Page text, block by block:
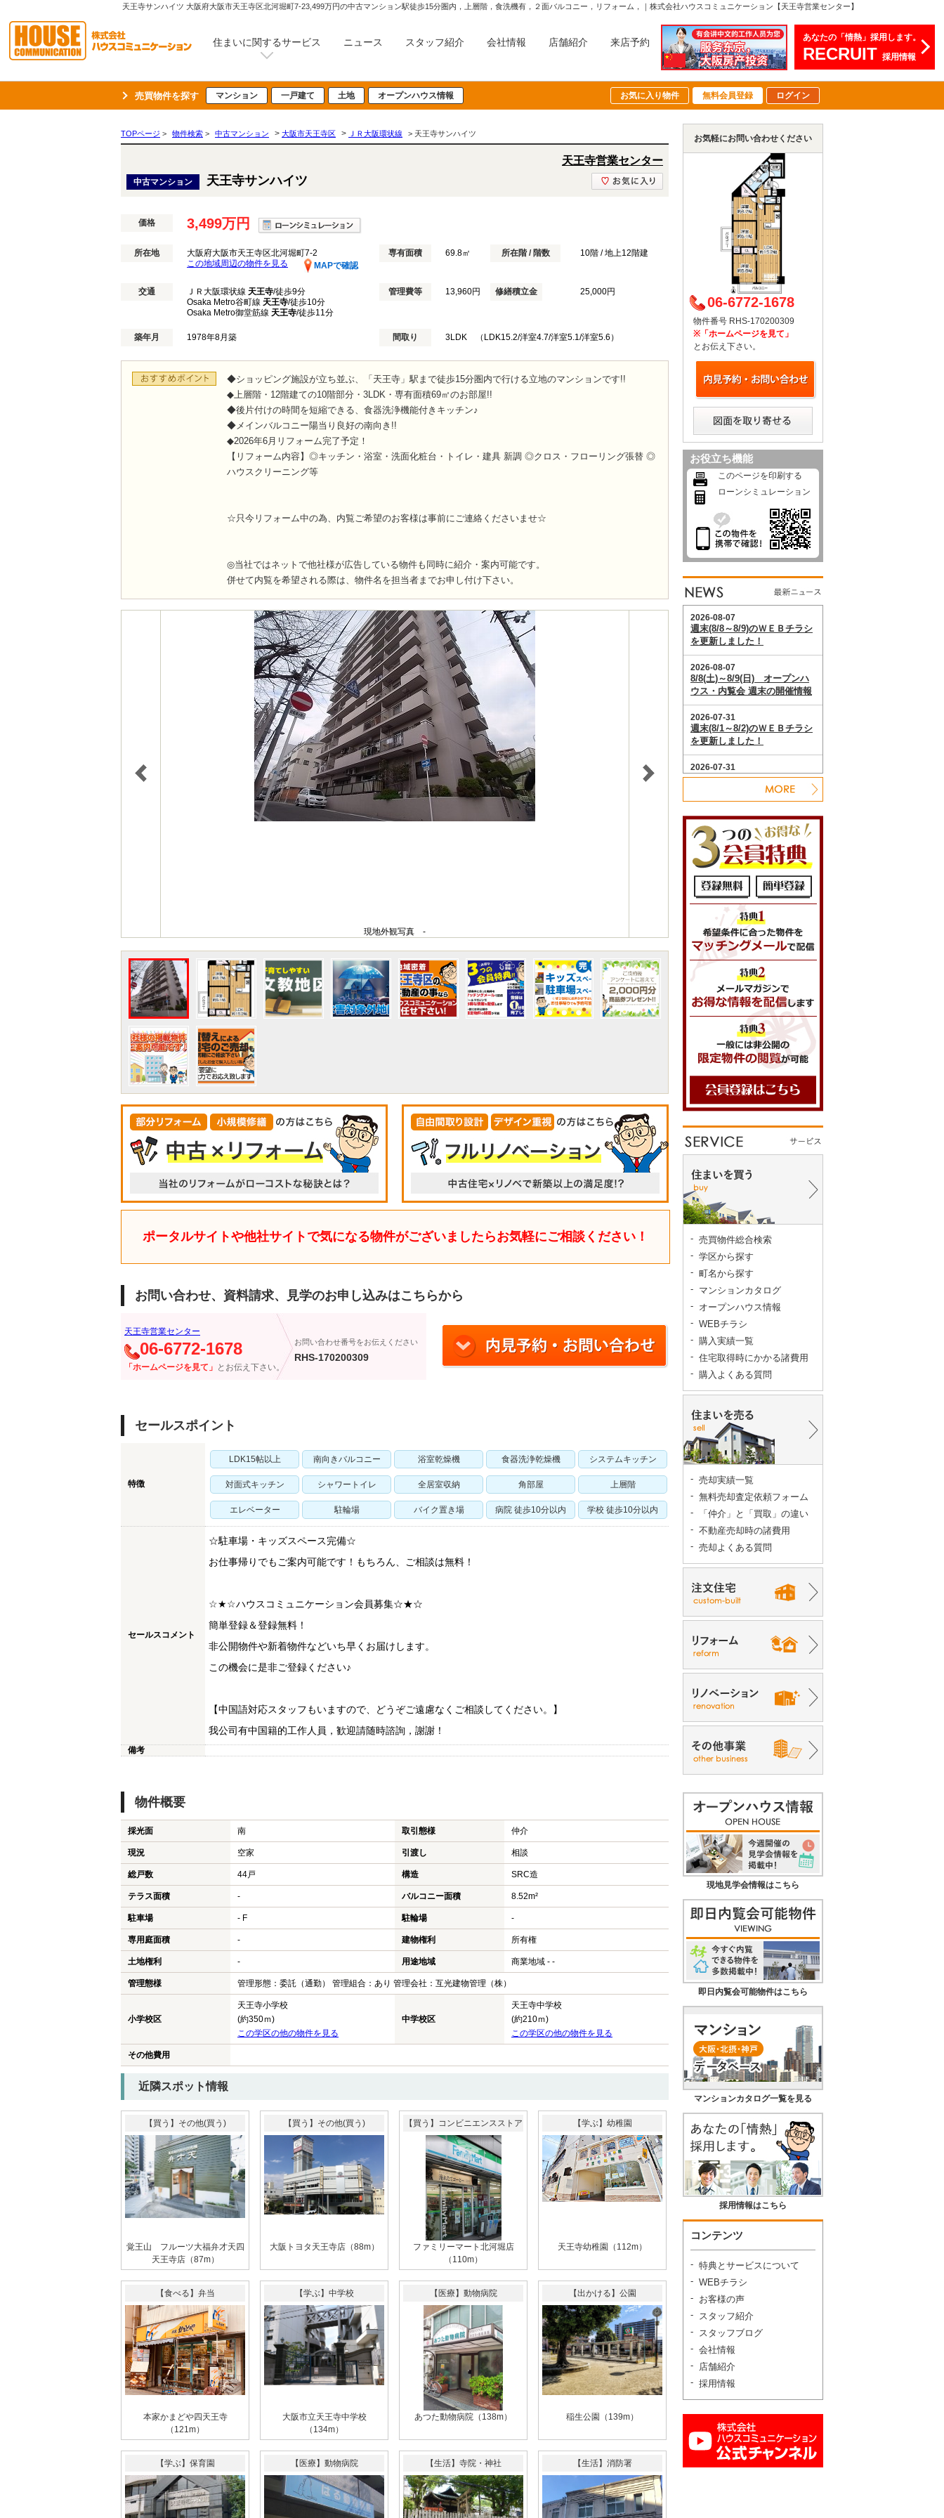
天王寺サンハイツ 大阪府大阪市天王寺区北河堀町7-23,499万円の中古マンション駅徒歩15分圏内，上層階，食洗機有，２面バルコニー，リフォーム，｜株式会社ハウスコミュニケーション【天王寺営業センター】
住まいに関するサービス ニュース スタッフ紹介 会社情報 店舗紹介 来店予約 あなたの「情熱」採用します。
RECRUIT 採用情報
売買物件を探す マンション 一戸建て 土地 オープンハウス情報 お気に入り物件 無料会員登録 ログイン
TOPページ > 物件検索 > 中古マンション > 大阪市天王寺区 > ＪＲ大阪環状線 > 天王寺サンハイツ
天王寺営業センター
中古マンション 天王寺サンハイツ
価格 3,499万円
所在地
大阪府大阪市天王寺区北河堀町7-2
MAPで確認
この地域周辺の物件を見る
専有面積 69.8㎡ 所在階 / 階数 10階 / 地上12階建
交通 ＪＲ大阪環状線 天王寺/徒歩9分
Osaka Metro谷町線 天王寺/徒歩10分
Osaka Metro御堂筋線 天王寺/徒歩11分
管理費等 13,960円 修繕積立金 25,000円
築年月 1978年8月築 間取り 3LDK （LDK15.2/洋室4.7/洋室5.1/洋室5.6）
◆ショッピング施設が立ち並ぶ、「天王寺」駅まで徒歩15分圏内で行ける立地のマンションです!!
◆上層階・12階建ての10階部分・3LDK・専有面積69㎡のお部屋!!
◆後片付けの時間を短縮できる、食器洗浄機能付きキッチン♪
◆メインバルコニー陽当り良好の南向き!!
◆2026年6月リフォーム完了予定！
【リフォーム内容】◎キッチン・浴室・洗面化粧台・トイレ・建具 新調 ◎クロス・フローリング張替 ◎
ハウスクリーニング等
☆只今リフォーム中の為、内覧ご希望のお客様は事前にご連絡くださいませ☆
◎当社ではネットで他社様が広告している物件も同時に紹介・案内可能です。
併せて内覧を希望される際は、物件名を担当者までお申し付け下さい。
現地外観写真 -
ポータルサイトや他社サイトで気になる物件がございましたらお気軽にご相談ください！
お問い合わせ、資料請求、見学のお申し込みはこちらから
天王寺営業センター
06-6772-1678
「ホームページを見て」 とお伝え下さい。
お問い合わせ番号をお伝えください
RHS-170200309
セールスポイント
特徴
LDK15帖以上 南向きバルコニー 浴室乾燥機 食器洗浄乾燥機 システムキッチン
対面式キッチン シャワートイレ 全居室収納 角部屋 上層階
エレベーター 駐輪場 バイク置き場 病院 徒歩10分以内 学校 徒歩10分以内
セールスコメント
☆駐車場・キッズスペース完備☆
お仕事帰りでもご案内可能です！もちろん、ご相談は無料！
☆★☆ハウスコミュニケーション会員募集☆★☆
簡単登録＆登録無料！
非公開物件や新着物件などいち早くお届けします。
この機会に是非ご登録ください♪
【中国語対応スタッフもいますので、どうぞご遠慮なくご相談してください。】
我公司有中国籍的工作人員，歓迎請随時諮詢，謝謝！
備考
物件概要
採光面 南 取引態様 仲介
現況 空家 引渡し 相談
総戸数 44戸 構造 SRC造
テラス面積 - バルコニー面積 8.52m²
駐車場 - F 駐輪場 -
専用庭面積 - 建物権利 所有権
土地権利 - 用途地域 商業地域 - -
管理態様 管理形態：委託（通勤） 管理組合：あり 管理会社：互光建物管理（株）
小学校区
天王寺小学校
(約350ｍ)
この学区の他の物件を見る
中学校区
天王寺中学校
(約210ｍ)
この学区の他の物件を見る
その他費用
近隣スポット情報
【買う】その他(買う)
覚王山 フルーツ大福弁才天四
天王寺店（87m）
【買う】その他(買う)
大阪トヨタ天王寺店（88m）
【買う】コンビニエンスストア
ファミリーマート北河堀店
（110m）
【学ぶ】幼稚園
天王寺幼稚園（112m）
【食べる】弁当
本家かまどや四天王寺
（121m）
【学ぶ】中学校
大阪市立天王寺中学校
（134m）
【医療】動物病院
あつた動物病院（138m）
【出かける】公園
稲生公園（139m）
【学ぶ】保育園 【医療】動物病院 【生活】寺院・神社 【生活】消防署
お気軽にお問い合わせください
06-6772-1678
物件番号 RHS-170200309
※「ホームページを見て」
とお伝え下さい。
お役立ち機能
このページを印刷する
ローンシミュレーション
売買物件総合検索
学区から探す
町名から探す
マンションカタログ
オープンハウス情報
WEBチラシ
購入実績一覧
住宅取得時にかかる諸費用
購入よくある質問
売却実績一覧
無料売却査定依頼フォーム
「仲介」と「買取」の違い
不動産売却時の諸費用
売却よくある質問
現地見学会情報はこちら
即日内覧会可能物件はこちら
マンションカタログ一覧を見る
採用情報はこちら
コンテンツ
特典とサービスについて
WEBチラシ
お客様の声
スタッフ紹介
スタッフブログ
会社情報
店舗紹介
採用情報